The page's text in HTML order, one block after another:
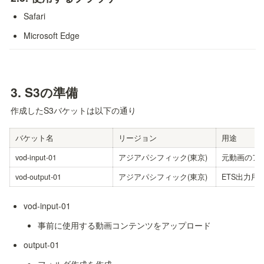
Safari
Microsoft Edge
3. S3の準備
作成したS3バケットは以下の通り
バケット名 リージョン
用途
vod-input-01
アジアパシフィック(東京)
元動画のア
vod-output-01
アジアパシフィック(東京) ETS出力用
vod-input-01
事前に使用する動画コンテンツをアップロード
output-01